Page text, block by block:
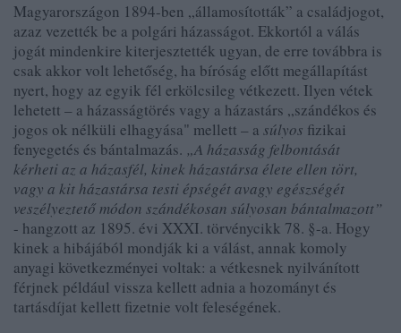
Magyarországon 1894-ben „államosították” a családjogot,
azaz vezették be a polgári házasságot. Ekkortól a válás
jogát mindenkire kiterjesztették ugyan, de erre továbbra is
csak akkor volt lehetőség, ha bíróság előtt megállapítást
nyert, hogy az egyik fél erkölcsileg vétkezett. Ilyen vétek
lehetett – a házasságtörés vagy a házastárs „szándékos és
jogos ok nélküli elhagyása" mellett – a súlyos fizikai
fenyegetés és bántalmazás. „A házasság felbontását
kérheti az a házasfél, kinek házastársa élete ellen tört,
vagy a kit házastársa testi épségét avagy egészségét
veszélyeztető módon szándékosan súlyosan bántalmazott”
- hangzott az 1895. évi XXXI. törvénycikk 78. §-a. Hogy
kinek a hibájából mondják ki a válást, annak komoly
anyagi következményei voltak: a vétkesnek nyilvánított
férjnek például vissza kellett adnia a hozományt és
tartásdíjat kellett fizetnie volt feleségének.